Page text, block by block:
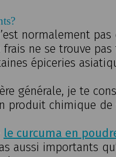
normalement
frais ne se trouve
épiceries
générale, je te
produit chimique
le curcuma en
aussi importants